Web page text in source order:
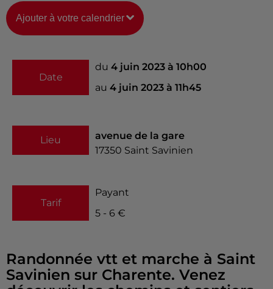
Ajouter à votre calendrier
Date
du 4 juin 2023 à 10h00
au 4 juin 2023 à 11h45
Lieu
avenue de la gare
17350 Saint Savinien
Tarif
Payant
5 - 6 €
Randonnée vtt et marche à Saint
Savinien sur Charente. Venez